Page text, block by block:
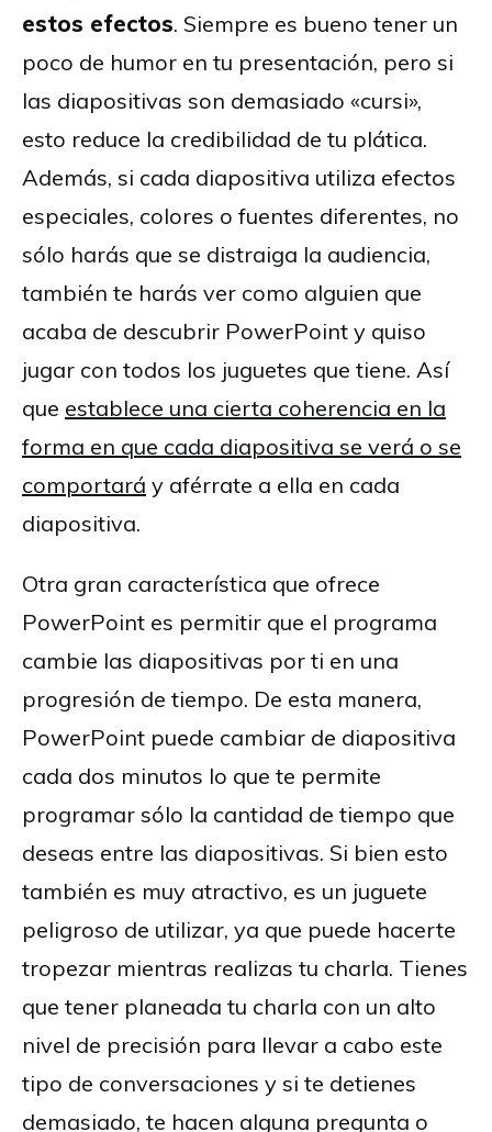
estos efectos. Siempre es bueno tener un
poco de humor en tu presentación, pero si
las diapositivas son demasiado «cursi»,
esto reduce la credibilidad de tu plática.
Además, si cada diapositiva utiliza efectos
especiales, colores o fuentes diferentes, no
sólo harás que se distraiga la audiencia,
también te harás ver como alguien que
acaba de descubrir PowerPoint y quiso
jugar con todos los juguetes que tiene. Así
que establece una cierta coherencia en la
forma en que cada diapositiva se verá o se
comportará y aférrate a ella en cada
diapositiva.
Otra gran característica que ofrece
PowerPoint es permitir que el programa
cambie las diapositivas por ti en una
progresión de tiempo. De esta manera,
PowerPoint puede cambiar de diapositiva
cada dos minutos lo que te permite
programar sólo la cantidad de tiempo que
deseas entre las diapositivas. Si bien esto
también es muy atractivo, es un juguete
peligroso de utilizar, ya que puede hacerte
tropezar mientras realizas tu charla. Tienes
que tener planeada tu charla con un alto
nivel de precisión para llevar a cabo este
tipo de conversaciones y si te detienes
demasiado, te hacen alguna pregunta o